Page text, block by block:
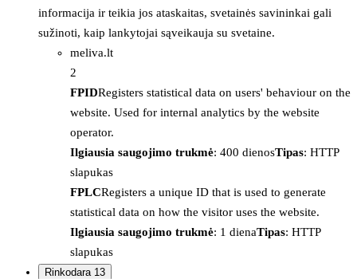
informacija ir teikia jos ataskaitas, svetainės savininkai gali
sužinoti, kaip lankytojai sąveikauja su svetaine.
meliva.lt
2
FPIDRegisters statistical data on users' behaviour on the
website. Used for internal analytics by the website
operator.
Ilgiausia saugojimo trukmė: 400 dienosTipas: HTTP
slapukas
FPLCRegisters a unique ID that is used to generate
statistical data on how the visitor uses the website.
Ilgiausia saugojimo trukmė: 1 dienaTipas: HTTP
slapukas
Rinkodara 13